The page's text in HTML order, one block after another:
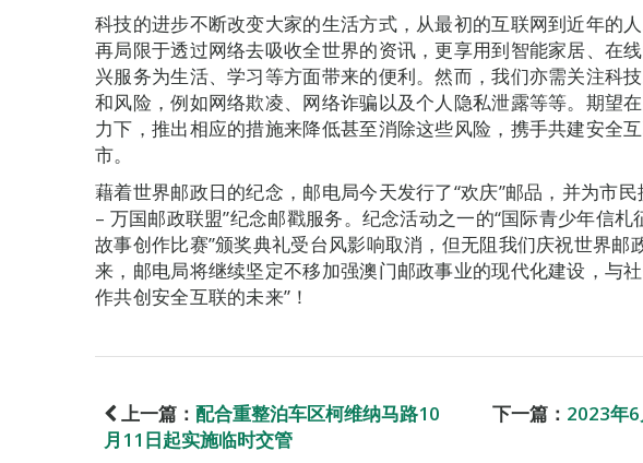
科技的进步不断改变大家的生活方式，从最初的互联网到近年的
再局限于透过网络去吸收全世界的资讯，更享用到智能家居、在
兴服务为生活、学习等方面带来的便利。然而，我们亦需关注科
和风险，例如网络欺凌、网络诈骗以及个人隐私泄露等等。期望
力下，推出相应的措施来降低甚至消除这些风险，携手共建安全
市。
藉着世界邮政日的纪念，邮电局今天发行了“欢庆”邮品，并为市民
– 万国邮政联盟”纪念邮戳服务。纪念活动之一的“国际青少年信札
故事创作比赛”颁奖典礼受台风影响取消，但无阻我们庆祝世界邮
来，邮电局将继续坚定不移加强澳门邮政事业的现代化建设，与
作共创安全互联的未来”！
上一篇： 配合重整泊车区柯维纳马路10
月11日起实施临时交管
下一篇： 2023年